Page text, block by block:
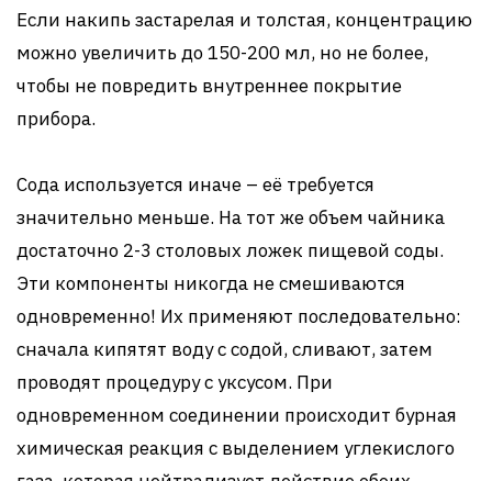
Если накипь застарелая и толстая, концентрацию
можно увеличить до 150-200 мл, но не более,
чтобы не повредить внутреннее покрытие
прибора.
Сода используется иначе – её требуется
значительно меньше. На тот же объем чайника
достаточно 2-3 столовых ложек пищевой соды.
Эти компоненты никогда не смешиваются
одновременно! Их применяют последовательно:
сначала кипятят воду с содой, сливают, затем
проводят процедуру с уксусом. При
одновременном соединении происходит бурная
химическая реакция с выделением углекислого